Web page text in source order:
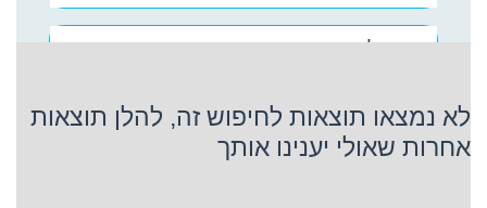
קרניבל קרוז
לא נמצאו תוצאות לחיפוש זה, להלן תוצאות
אחרות שאולי יענינו אותך